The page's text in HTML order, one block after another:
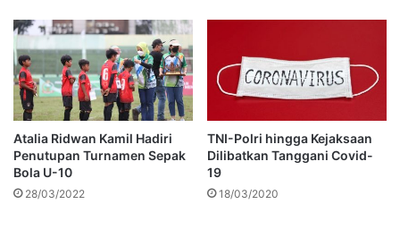
Atalia Ridwan Kamil Hadiri
Penutupan Turnamen Sepak
Bola U-10
28/03/2022
TNI-Polri hingga Kejaksaan
Dilibatkan Tanggani Covid-
19
18/03/2020